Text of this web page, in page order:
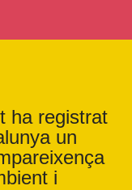
ha registrat
un
i